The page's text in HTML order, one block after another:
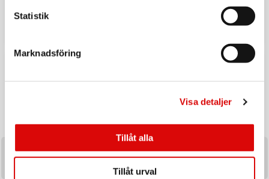
Statistik
Marknadsföring
Visa detaljer
Tillåt alla
Tillåt urval
Ladda upp inför hösten med ett handplockat sortiment av
produkter utvalda för säsongens efterfrågan och